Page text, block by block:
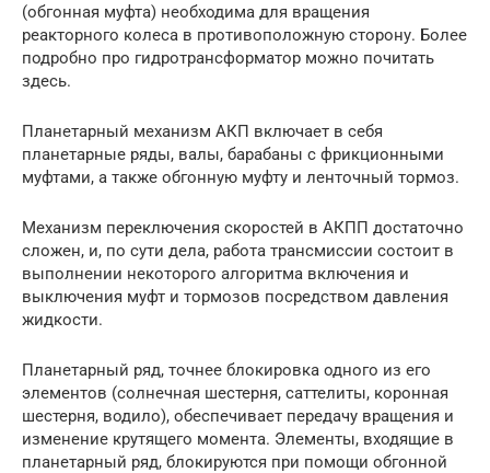
(обгонная муфта) необходима для вращения
реакторного колеса в противоположную сторону. Более
подробно про гидротрансформатор можно почитать
здесь.
Планетарный механизм АКП включает в себя
планетарные ряды, валы, барабаны с фрикционными
муфтами, а также обгонную муфту и ленточный тормоз.
Механизм переключения скоростей в АКПП достаточно
сложен, и, по сути дела, работа трансмиссии состоит в
выполнении некоторого алгоритма включения и
выключения муфт и тормозов посредством давления
жидкости.
Планетарный ряд, точнее блокировка одного из его
элементов (солнечная шестерня, саттелиты, коронная
шестерня, водило), обеспечивает передачу вращения и
изменение крутящего момента. Элементы, входящие в
планетарный ряд, блокируются при помощи обгонной